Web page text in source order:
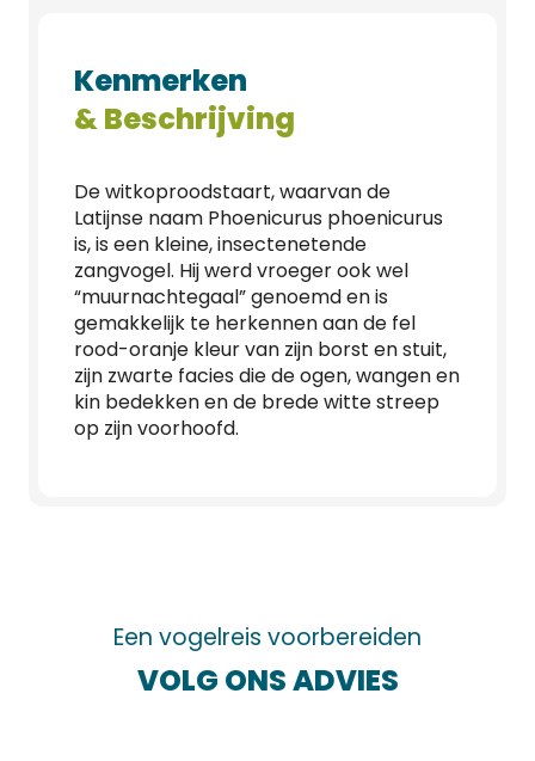
Kenmerken
& Beschrijving
De witkoproodstaart, waarvan de
Latijnse naam Phoenicurus phoenicurus
is, is een kleine, insectenetende
zangvogel. Hij werd vroeger ook wel
“muurnachtegaal” genoemd en is
gemakkelijk te herkennen aan de fel
rood-oranje kleur van zijn borst en stuit,
zijn zwarte facies die de ogen, wangen en
kin bedekken en de brede witte streep
op zijn voorhoofd.
Een vogelreis voorbereiden
VOLG ONS ADVIES